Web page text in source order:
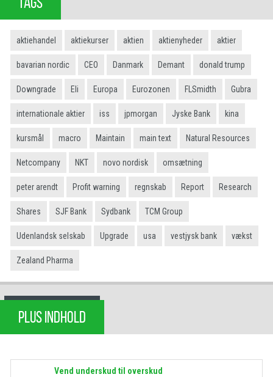
aktiehandel aktiekurser aktien aktienyheder aktier
bavarian nordic CEO Danmark Demant donald trump
Downgrade Eli Europa Eurozonen FLSmidth Gubra
internationale aktier iss jpmorgan Jyske Bank kina
kursmål macro Maintain main text Natural Resources
Netcompany NKT novo nordisk omsætning
peter arendt Profit warning regnskab Report Research
Shares SJF Bank Sydbank TCM Group
Udenlandsk selskab Upgrade usa vestjysk bank vækst
Zealand Pharma
PLUS INDHOLD
Vend underskud til overskud